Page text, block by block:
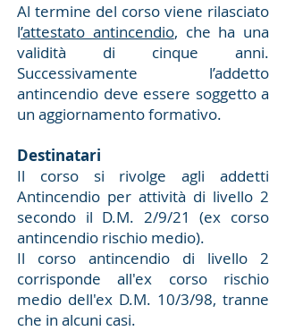
Al termine del corso viene rilasciato
l’attestato antincendio, che ha una
validità di cinque anni.
Successivamente l’addetto
antincendio deve essere soggetto a
un aggiornamento formativo.
Destinatari
Il corso si rivolge agli addetti
Antincendio per attività di livello 2
secondo il D.M. 2/9/21 (ex corso
antincendio rischio medio).
Il corso antincendio di livello 2
corrisponde all'ex corso rischio
medio dell'ex D.M. 10/3/98, tranne
che in alcuni casi.